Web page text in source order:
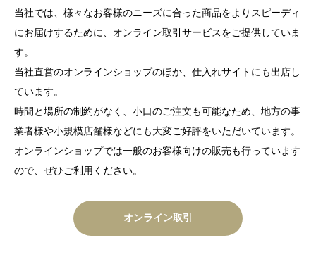
当社では、様々なお客様のニーズに合った商品をよりスピーディ
にお届けするために、オンライン取引サービスをご提供していま
す。
当社直営のオンラインショップのほか、仕入れサイトにも出店し
ています。
時間と場所の制約がなく、小口のご注文も可能なため、地方の事
業者様や小規模店舗様などにも大変ご好評をいただいています。
オンラインショップでは一般のお客様向けの販売も行っています
ので、ぜひご利用ください。
オンライン取引